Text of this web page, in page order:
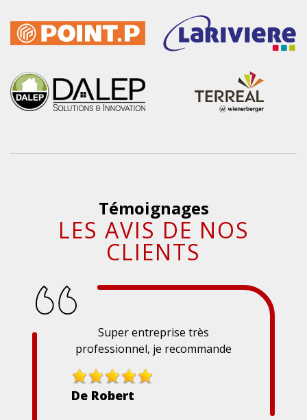
Témoignages
LES AVIS DE NOS
CLIENTS
Super entreprise très
professionnel, je recommande
De Robert